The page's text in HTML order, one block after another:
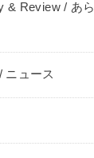
& Review / あら
ニュース